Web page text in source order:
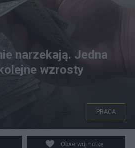
narzekają. Jedna
wzrosty
PRACA
Obserwuj notkę